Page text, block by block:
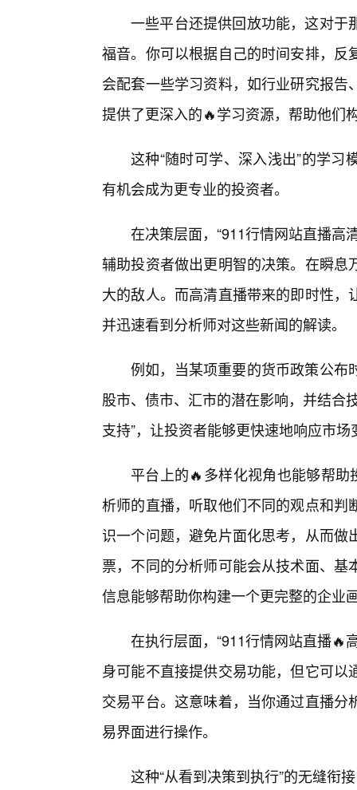
一些平台还提供回放功能，这对于
福音。你可以根据自己的时间安排，
会配套一些学习资料，如行业研究报
提供了更深入的🔥学习资源，帮助他们
这种“随时可学、深入浅出”的学
有机会成为更专业的投资者。
在决策层面，“911行情网站直播高
辅助投资者做出更明智的决策。在瞬
大的敌人。而高清直播带来的即时性
并迅速看到分析师对这些新闻的解读。
例如，当某项重要的货币政策公布
股市、债市、汇市的潜在影响，并结合
支持”，让投资者能够更快速地响应市
平台上的🔥多样化视角也能够帮助
析师的直播，听取他们不同的观点和
识一个问题，避免片面化思考，从而
票，不同的分析师可能会从技术面、
信息能够帮助你构建一个更完整的企业
在执行层面，“911行情网站直播🔥
身可能不直接提供交易功能，但它可
交易平台。这意味着，当你通过直播
易界面进行操作。
这种“从看到决策到执行”的无缝衔